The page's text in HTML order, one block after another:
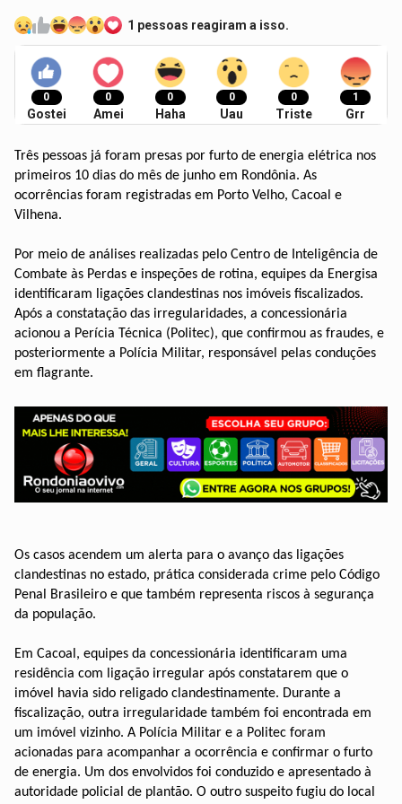
1 pessoas reagiram a isso.
0
Gostei
0
Amei
0
Haha
0
Uau
0
Triste
1
Grr
Três pessoas já foram presas por furto de energia elétrica nos
primeiros 10 dias do mês de junho em Rondônia. As
ocorrências foram registradas em Porto Velho, Cacoal e
Vilhena.
Por meio de análises realizadas pelo Centro de Inteligência de
Combate às Perdas e inspeções de rotina, equipes da Energisa
identificaram ligações clandestinas nos imóveis fiscalizados.
Após a constatação das irregularidades, a concessionária
acionou a Perícia Técnica (Politec), que confirmou as fraudes, e
posteriormente a Polícia Militar, responsável pelas conduções
em flagrante.
Os casos acendem um alerta para o avanço das ligações
clandestinas no estado, prática considerada crime pelo Código
Penal Brasileiro e que também representa riscos à segurança
da população.
Em Cacoal, equipes da concessionária identificaram uma
residência com ligação irregular após constatarem que o
imóvel havia sido religado clandestinamente. Durante a
fiscalização, outra irregularidade também foi encontrada em
um imóvel vizinho. A Polícia Militar e a Politec foram
acionadas para acompanhar a ocorrência e confirmar o furto
de energia. Um dos envolvidos foi conduzido e apresentado à
autoridade policial de plantão. O outro suspeito fugiu do local